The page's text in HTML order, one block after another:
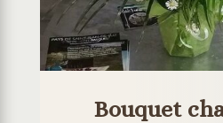
Bouquet